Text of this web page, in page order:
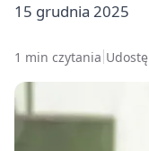
15 grudnia 2025
1 min czytania